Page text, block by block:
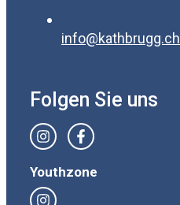
info@kathbrugg.ch
Folgen Sie uns
Youthzone